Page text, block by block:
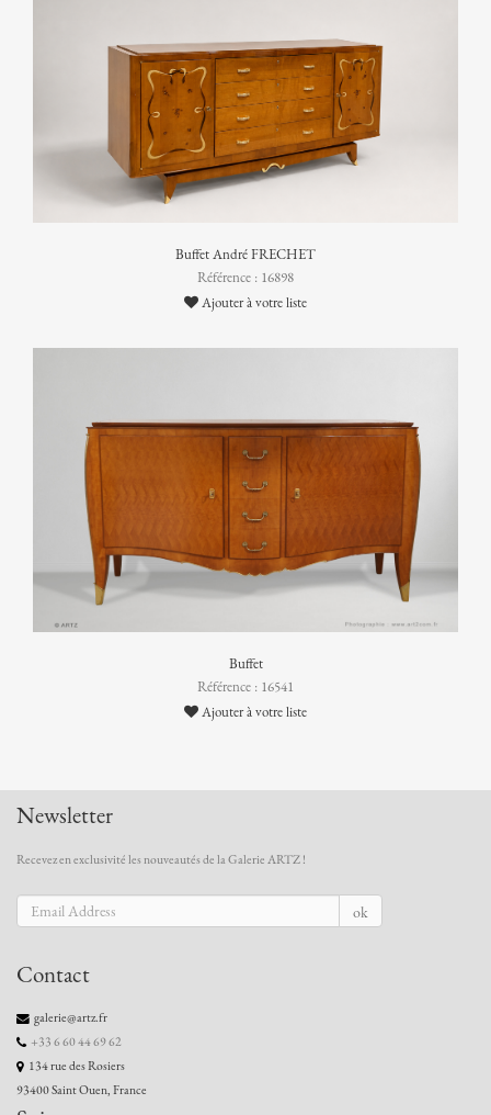
Buffet André FRECHET
Référence : 16898
Ajouter à votre liste
Buffet
Référence : 16541
Ajouter à votre liste
Newsletter
Recevez en exclusivité les nouveautés de la Galerie ARTZ !
ok
Contact
galerie@artz.fr
+33 6 60 44 69 62
134 rue des Rosiers
93400 Saint Ouen, France